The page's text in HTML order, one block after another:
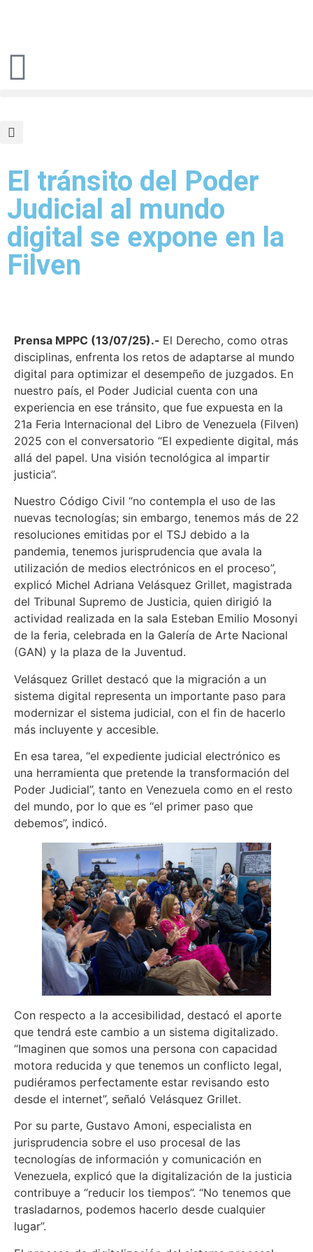
El tránsito del Poder
Judicial al mundo
digital se expone en la
Filven
Prensa MPPC (13/07/25).- El Derecho, como otras
disciplinas, enfrenta los retos de adaptarse al mundo
digital para optimizar el desempeño de juzgados. En
nuestro país, el Poder Judicial cuenta con una
experiencia en ese tránsito, que fue expuesta en la
21a Feria Internacional del Libro de Venezuela (Filven)
2025 con el conversatorio “El expediente digital, más
allá del papel. Una visión tecnológica al impartir
justicia”.
Nuestro Código Civil “no contempla el uso de las
nuevas tecnologías; sin embargo, tenemos más de 22
resoluciones emitidas por el TSJ debido a la
pandemia, tenemos jurisprudencia que avala la
utilización de medios electrónicos en el proceso”,
explicó Michel Adriana Velásquez Grillet, magistrada
del Tribunal Supremo de Justicia, quien dirigió la
actividad realizada en la sala Esteban Emilio Mosonyi
de la feria, celebrada en la Galería de Arte Nacional
(GAN) y la plaza de la Juventud.
Velásquez Grillet destacó que la migración a un
sistema digital representa un importante paso para
modernizar el sistema judicial, con el fin de hacerlo
más incluyente y accesible.
En esa tarea, “el expediente judicial electrónico es
una herramienta que pretende la transformación del
Poder Judicial”, tanto en Venezuela como en el resto
del mundo, por lo que es “el primer paso que
debemos”, indicó.
Con respecto a la accesibilidad, destacó el aporte
que tendrá este cambio a un sistema digitalizado.
“Imaginen que somos una persona con capacidad
motora reducida y que tenemos un conflicto legal,
pudiéramos perfectamente estar revisando esto
desde el internet”, señaló Velásquez Grillet.
Por su parte, Gustavo Amoni, especialista en
jurisprudencia sobre el uso procesal de las
tecnologías de información y comunicación en
Venezuela, explicó que la digitalización de la justicia
contribuye a “reducir los tiempos”. “No tenemos que
trasladarnos, podemos hacerlo desde cualquier
lugar”.